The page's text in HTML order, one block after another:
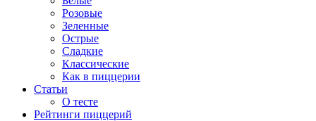
Розовые
Зеленные
Острые
Сладкие
Классические
Как в пиццерии
Статьи
О тесте
Рейтинги пиццерий